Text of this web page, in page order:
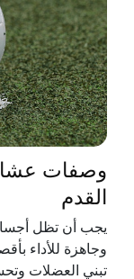
وصفات عشاء
القدم
يجب أن تظل أجساد
وجاهزة للأداء
تبني العضلات